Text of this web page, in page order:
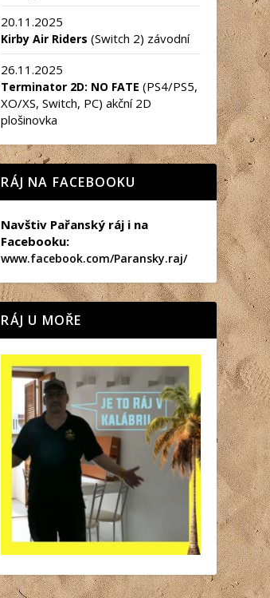
20.11.2025
Kirby Air Riders (Switch 2) závodní
26.11.2025
Terminator 2D: NO FATE (PS4/PS5,
XO/XS, Switch, PC) akční 2D
plošinovka
RÁJ NA FACEBOOKU
Navštiv Pařanský ráj i na
Facebooku:
www.facebook.com/Paransky.raj/
RÁJ U MOŘE